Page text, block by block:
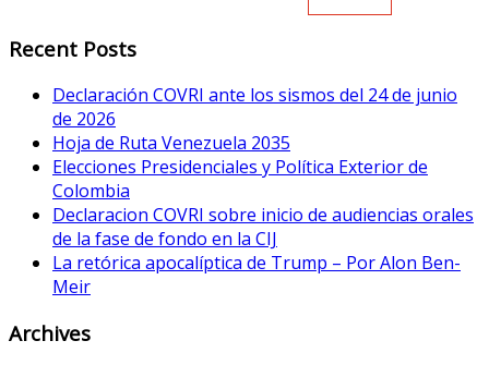
Recent Posts
Declaración COVRI ante los sismos del 24 de junio
de 2026
Hoja de Ruta Venezuela 2035
Elecciones Presidenciales y Política Exterior de
Colombia
Declaracion COVRI sobre inicio de audiencias orales
de la fase de fondo en la CIJ
La retórica apocalíptica de Trump – Por Alon Ben-
Meir
Archives